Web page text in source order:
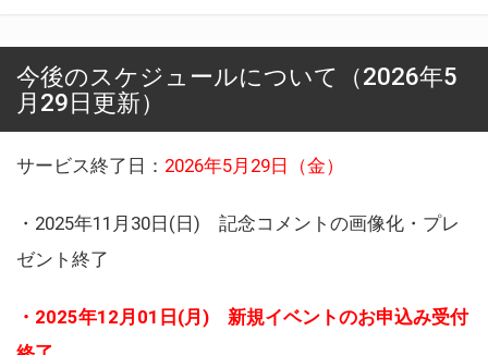
今後のスケジュールについて（2026年5
月29日更新）
サービス終了日： 2026年5月29日（金）
・2025年11月30日(日) 記念コメントの画像化・プレ
ゼント終了
・2025年12月01日(月) 新規イベントのお申込み受付